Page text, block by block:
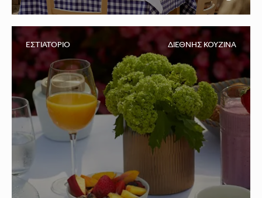
ΕΣΤΙΑΤΌΡΙΟ ΔΙΕΘΝΉΣ ΚΟΥΖΊΝΑ